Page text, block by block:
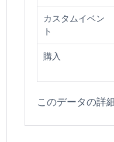
カスタムイベン
ト
購入
このデータの詳